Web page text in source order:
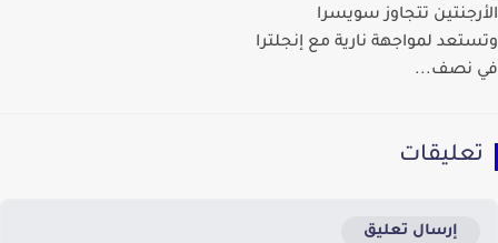
تتجاوز سويسرا
لمواجهة نارية مع إنجلترا
نصف...
إرسال تعليق